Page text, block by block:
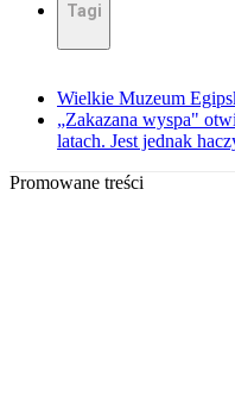
Tagi
Wielkie Muzeum
„Zakazana wyspa"
latach. Jest jednak
Promowane treści